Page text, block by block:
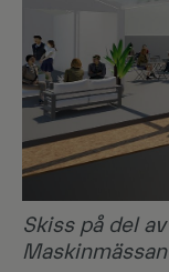
Skiss på del